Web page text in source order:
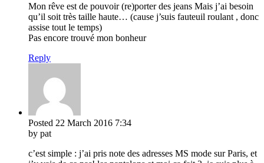
Mon rêve est de pouvoir (re)porter des jeans Mais j’ai besoin
qu’il soit très taille haute… (cause j’suis fauteuil roulant , donc
assise tout le temps)
Pas encore trouvé mon bonheur
Reply
Posted 22 March 2016 7:34
by pat
c’est simple : j’ai pris note des adresses MS mode sur Paris, et